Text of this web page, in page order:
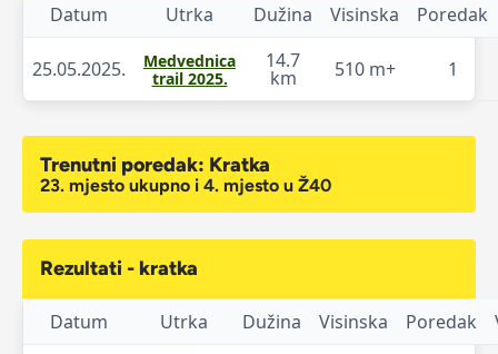
Datum Utrka Dužina Visinska Poredak
25.05.2025.
Medvednica
trail 2025.
14.7
km 510 m+ 1
Trenutni poredak: Kratka
23. mjesto ukupno i 4. mjesto u Ž40
Rezultati - kratka
Datum Utrka Dužina Visinska Poredak